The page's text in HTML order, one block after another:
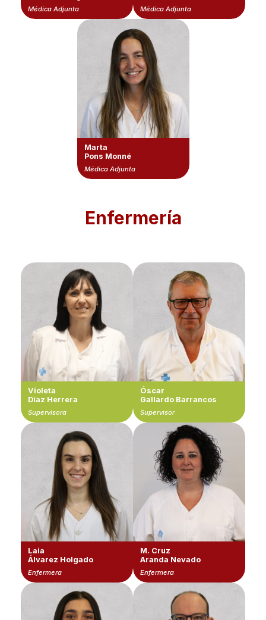
Médica Adjunta Médica Adjunta
Marta
Pons Monné
Médica Adjunta
Enfermería
Violeta
Díaz Herrera
Supervisora
Óscar
Gallardo Barrancos
Supervisor
Laia
Álvarez Holgado
Enfermera
M. Cruz
Aranda Nevado
Enfermera